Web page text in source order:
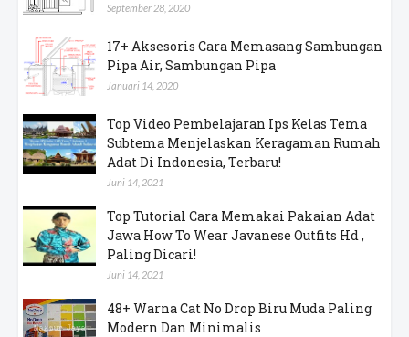
September 28, 2020
17+ Aksesoris Cara Memasang Sambungan
Pipa Air, Sambungan Pipa
Januari 14, 2020
Top Video Pembelajaran Ips Kelas Tema
Subtema Menjelaskan Keragaman Rumah
Adat Di Indonesia, Terbaru!
Juni 14, 2021
Top Tutorial Cara Memakai Pakaian Adat
Jawa How To Wear Javanese Outfits Hd ,
Paling Dicari!
Juni 14, 2021
48+ Warna Cat No Drop Biru Muda Paling
Modern Dan Minimalis